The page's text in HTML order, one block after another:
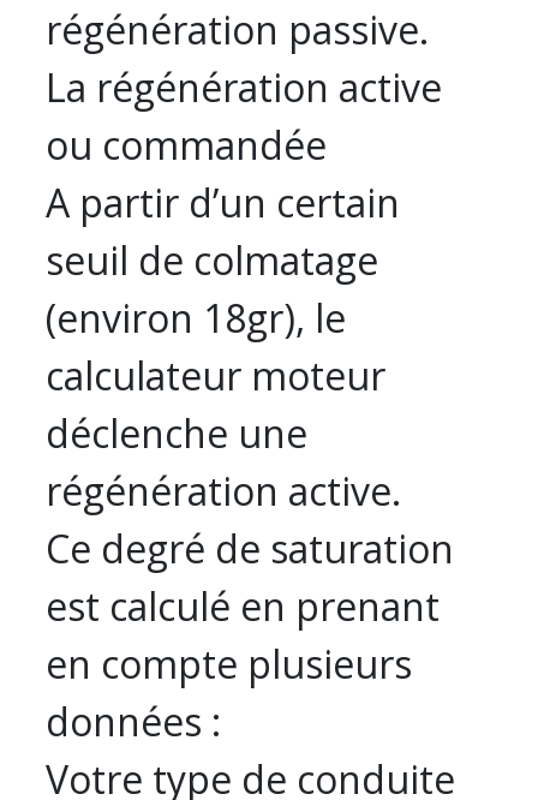
régénération passive.
La régénération active
ou commandée
A partir d’un certain
seuil de colmatage
(environ 18gr), le
calculateur moteur
déclenche une
régénération active.
Ce degré de saturation
est calculé en prenant
en compte plusieurs
données :
Votre type de conduite